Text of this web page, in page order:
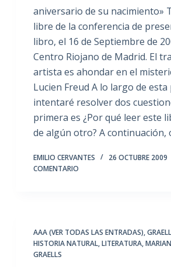
aniversario de su nacimiento»
libre de la conferencia de
libro, el 16 de Septiembre de
Centro Riojano de Madrid. El
artista es ahondar en el
Lucien Freud A lo largo de
intentaré resolver dos
primera es ¿Por qué leer este
de algún otro? A
EMILIO CERVANTES 26 OCTUBRE 2009
COMENTARIO
AAA (VER TODAS LAS ENTRADAS),
HISTORIA NATURAL,LITERATURA,
GRAELLS